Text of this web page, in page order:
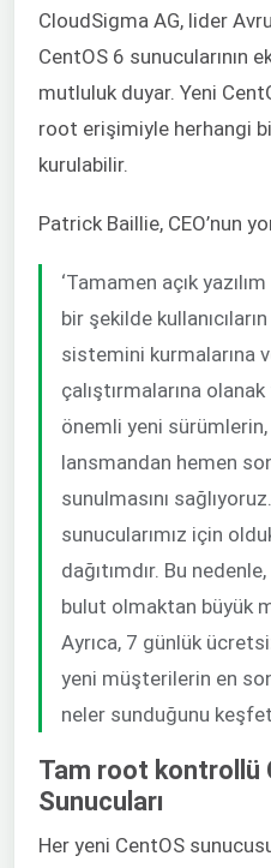
CloudSigma AG, lider
CentOS 6 sunucularının
mutluluk duyar. Yeni
root erişimiyle herhangi
kurulabilir.
Patrick Baillie, CEO’nun
‘Tamamen açık
bir şekilde
sistemini kurmalarına
çalıştırmalarına
önemli yeni
lansmandan hemen
sunulmasını
sunucularımız için
dağıtımdır. Bu
bulut olmaktan büyük
Ayrıca, 7 günlük
yeni müşterilerin en
neler sunduğunu
Tam root kontrollü
Sunucuları
Her yeni CentOS